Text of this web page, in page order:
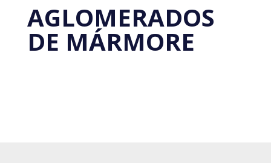
AGLOMERADOS
DE MÁRMORE